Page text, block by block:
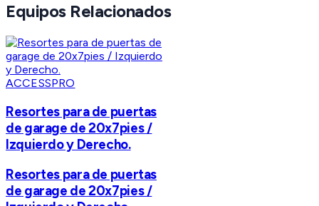
Equipos Relacionados
ACCESSPRO
Resortes para de puertas
de garage de 20x7pies /
Izquierdo y Derecho.
Resortes para de puertas
de garage de 20x7pies /